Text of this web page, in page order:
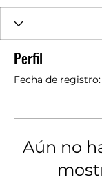
Perfil
Fecha de
Aún no